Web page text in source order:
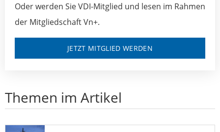
Oder werden Sie VDI-Mitglied und lesen im Rahmen
der Mitgliedschaft Vn+.
JETZT MITGLIED WERDEN
Themen im Artikel